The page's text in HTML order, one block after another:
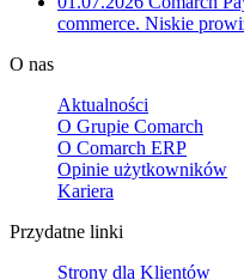
commerce. Niskie
O nas
Aktualności
O Grupie Comarch
O Comarch ERP
Opinie użytkowników
Kariera
Przydatne linki
Strony dla Klientów